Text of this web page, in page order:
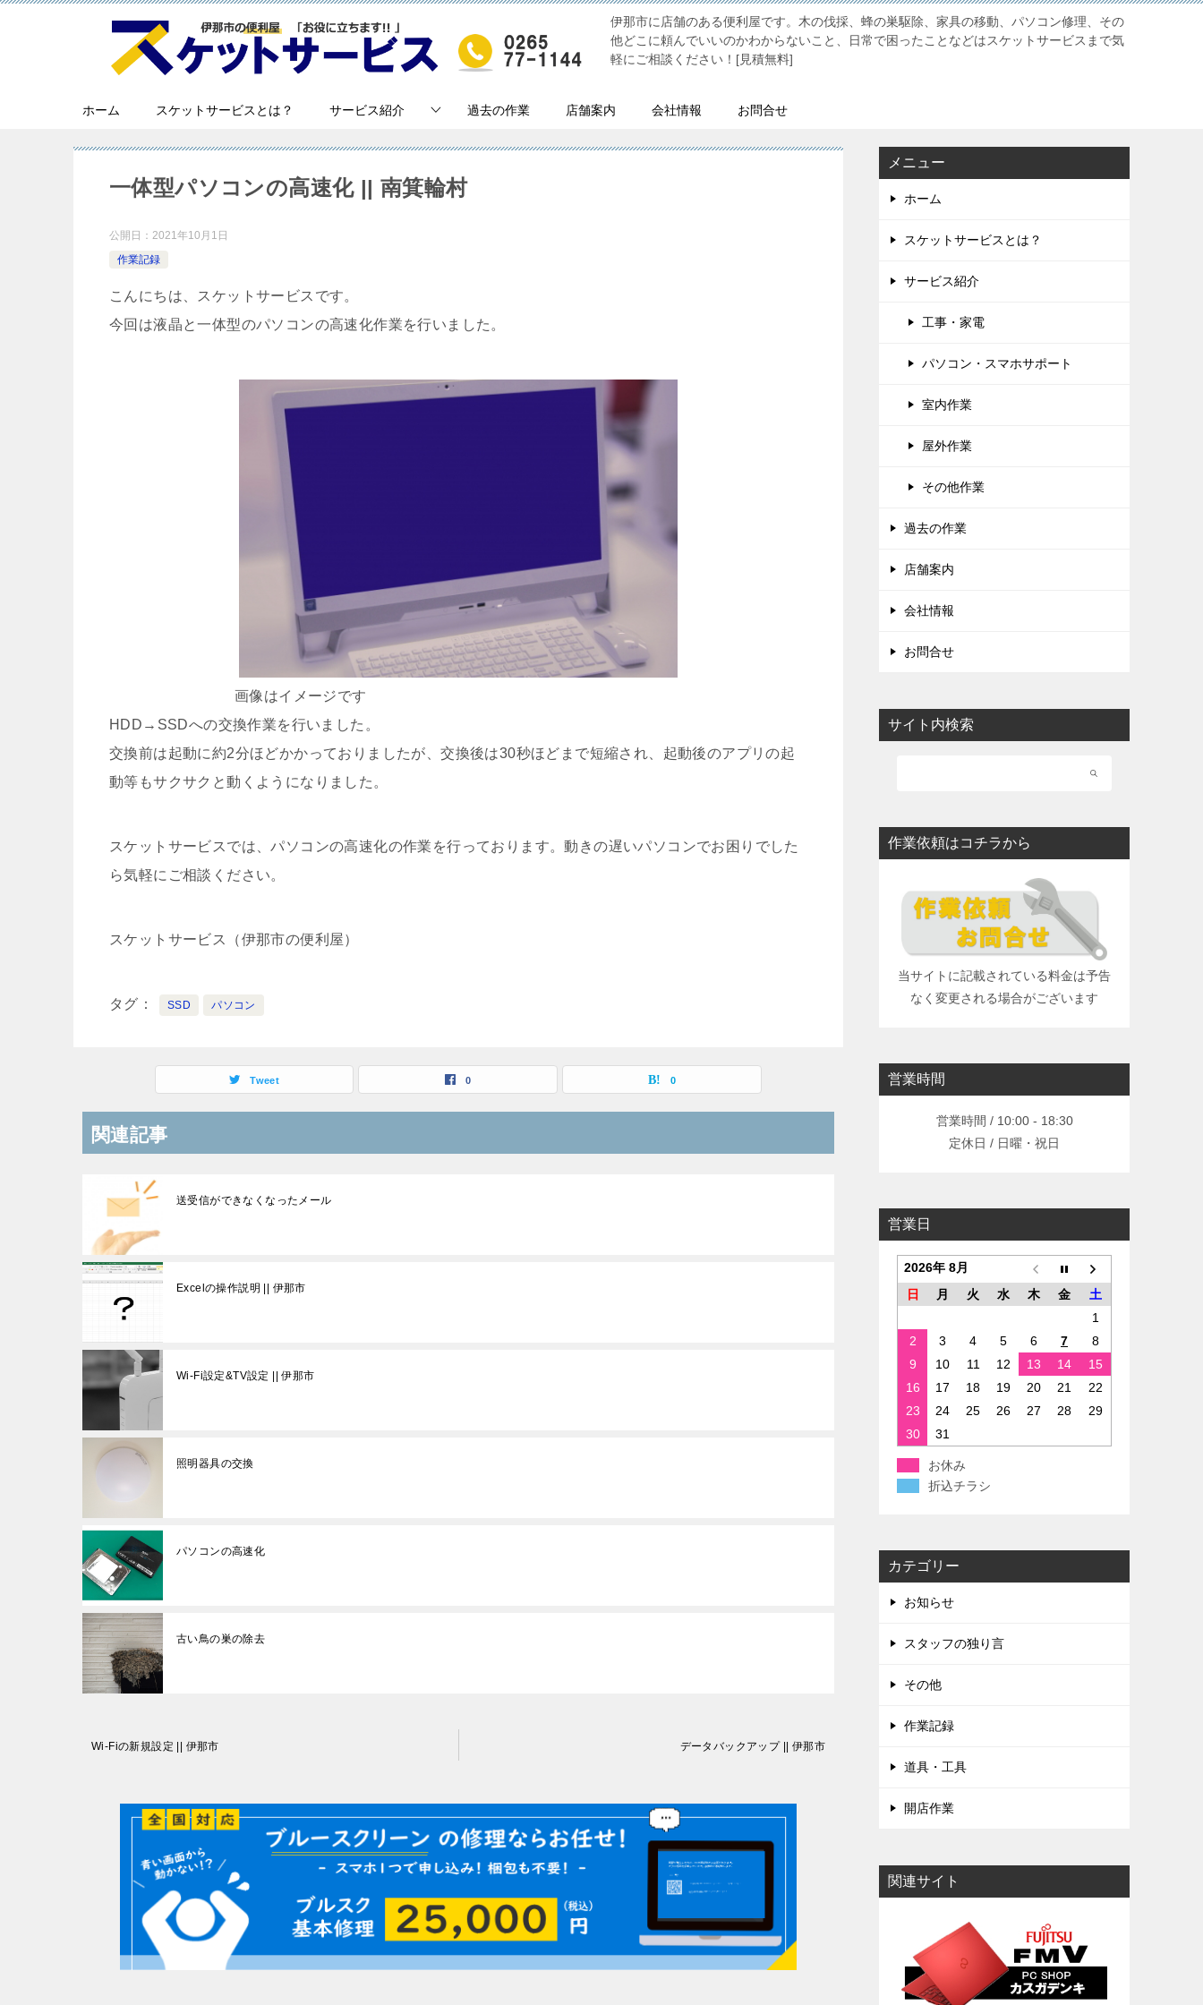
伊那市に店舗のある便利屋です。木の伐採、蜂の巣駆除、家具の移動、パソコン修理、その
他どこに頼んでいいのかわからないこと、日常で困ったことなどはスケットサービスまで気
軽にご相談ください！[見積無料]
ホーム スケットサービスとは？ サービス紹介 過去の作業 店舗案内 会社情報 お問合せ
一体型パソコンの高速化 || 南箕輪村
公開日： 2021年10月1日
作業記録
こんにちは、スケットサービスです。
今回は液晶と一体型のパソコンの高速化作業を行いました。
画像はイメージです
HDD→SSDへの交換作業を行いました。
交換前は起動に約2分ほどかかっておりましたが、交換後は30秒ほどまで短縮され、起動後のアプリの起
動等もサクサクと動くようになりました。
スケットサービスでは、パソコンの高速化の作業を行っております。動きの遅いパソコンでお困りでした
ら気軽にご相談ください。
スケットサービス（伊那市の便利屋）
タグ SSD パソコン
Tweet 0 0
関連記事
送受信ができなくなったメール
Excelの操作説明 || 伊那市
Wi-Fi設定&TV設定 || 伊那市
照明器具の交換
パソコンの高速化
古い鳥の巣の除去
投Wi-Fiの新規設定 || 伊那市 データバックアップ || 伊那市
メニュー
ホーム
スケットサービスとは？
サービス紹介
工事・家電
パソコン・スマホサポート
室内作業
屋外作業
その他作業
過去の作業
店舗案内
会社情報
お問合せ
サイト内検索
作業依頼はコチラから
当サイトに記載されている料金は予告
なく変更される場合がございます
営業時間
営業時間 / 10:00 - 18:30
定休日 / 日曜・祝日
営業日
2026年 8月
日
月 火 水 木 金
土
1
2
3 4 5 6 7
8
9
10 11 12 13 14
15
16
17 18 19 20 21
22
23
24 25 26 27 28
29
30
31
お休み
折込チラシ
カテゴリー
お知らせ
スタッフの独り言
その他
作業記録
道具・工具
開店作業
関連サイト